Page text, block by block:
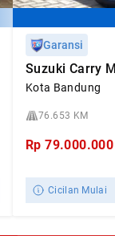
Garansi
Kota Bandung
76.653 KM
Rp79.000.000
Cicilan Mulai